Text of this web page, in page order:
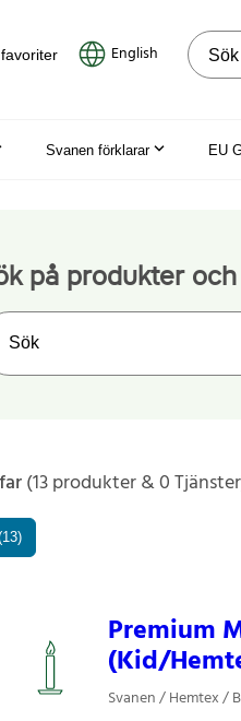
English Sök
Svanen förklarar EU
på produkter
på webbplatsen
(13 produkter & 0
Premium
(Kid/
Svanen / Hemtex /